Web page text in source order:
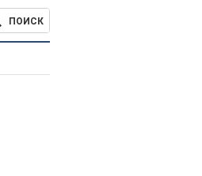
ПОИСК